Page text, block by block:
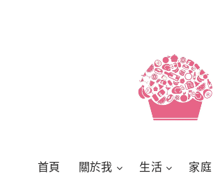
首頁 關於我 生活 家庭